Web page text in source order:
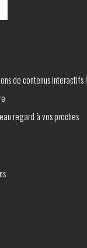
de contenus interactifs !
regard à vos proches